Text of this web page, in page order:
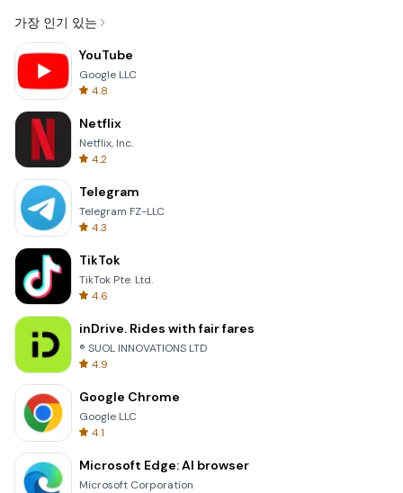
가장 인기 있는
YouTube
Google LLC
4.8
Netflix
Netflix, Inc.
4.2
Telegram
Telegram FZ-LLC
4.3
TikTok
TikTok Pte. Ltd.
4.6
inDrive. Rides with fair fares
® SUOL INNOVATIONS LTD
4.9
Google Chrome
Google LLC
4.1
Microsoft Edge: AI browser
Microsoft Corporation